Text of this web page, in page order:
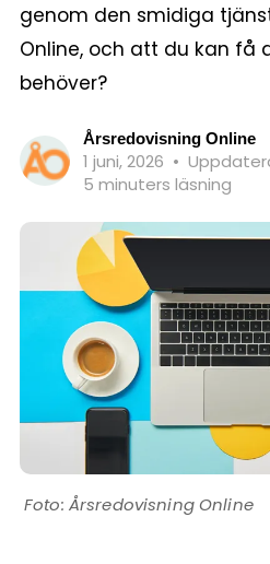
genom den smidiga
Online, och att du kan få
behöver?
Årsredovisning Online
1 juni, 2026 •
5 minuters läsning
Årsredovisning Online